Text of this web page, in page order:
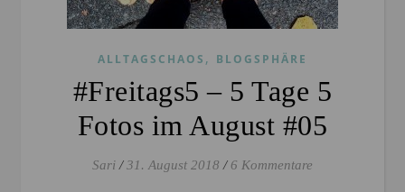
ALLTAGSCHAOS , BLOGSPHÄRE
#Freitags5 – 5 Tage 5
Fotos im August #05
Sari / 31. August 2018 / 6 Kommentare